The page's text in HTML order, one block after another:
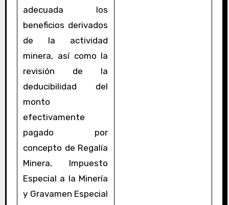
adecuada los
beneficios derivados
de la actividad
minera, así como la
revisión de la
deducibilidad del
monto
efectivamente
pagado por
concepto de Regalía
Minera, Impuesto
Especial a la Minería
y Gravamen Especial